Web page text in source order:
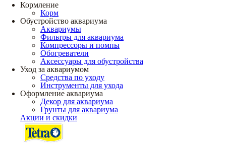
Кормление
Корм
Обустройство аквариума
Аквариумы
Фильтры для аквариума
Компрессоры и помпы
Обогреватели
Аксессуары для обустройства
Уход за аквариумом
Средства по уходу
Инструменты для ухода
Оформление аквариума
Декор для аквариума
Грунты для аквариума
Акции и скидки